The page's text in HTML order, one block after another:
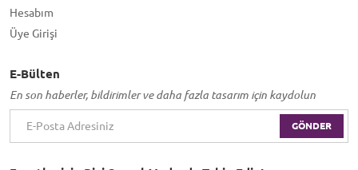
Hesabım
Üye Girişi
E-Bülten
En son haberler, bildirimler ve daha fazla tasarım için kaydolun
GÖNDER